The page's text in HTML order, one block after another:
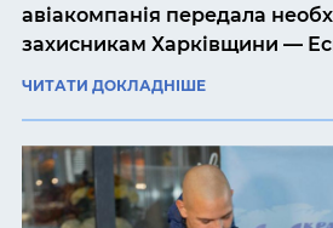
авіакомпанія передала
захисникам Харківщини —
ЧИТАТИ ДОКЛАДНІШЕ